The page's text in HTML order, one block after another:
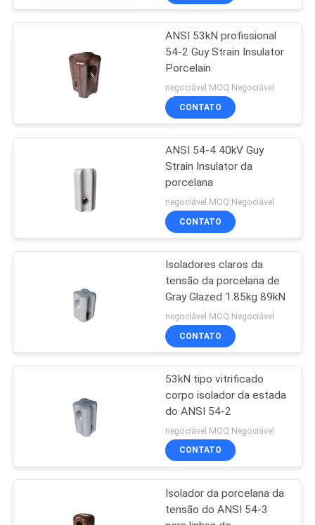
SITE
PRIVACY
ANSI 53kN profissional
54-2 Guy Strain Insulator
Porcelain
negociável MOQ:Negociável
CONTATO
ANSI 54-4 40kV Guy
Strain Insulator da
porcelana
negociável MOQ:Negociável
CONTATO
Isoladores claros da
tensão da porcelana de
Gray Glazed 1.85kg 89kN
negociável MOQ:Negociável
CONTATO
53kN tipo vitrificado
corpo isolador da estada
do ANSI 54-2
negociável MOQ:Negociável
CONTATO
Isolador da porcelana da
tensão do ANSI 54-3